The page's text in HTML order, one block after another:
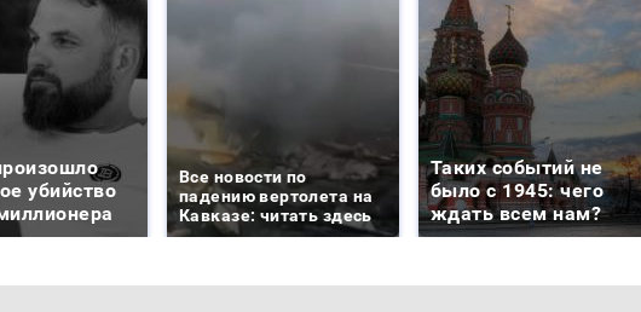
убийство
Все новости по
падению вертолета на
Кавказе: читать здесь
Таких событий не
было с 1945: чего
ждать всем нам?